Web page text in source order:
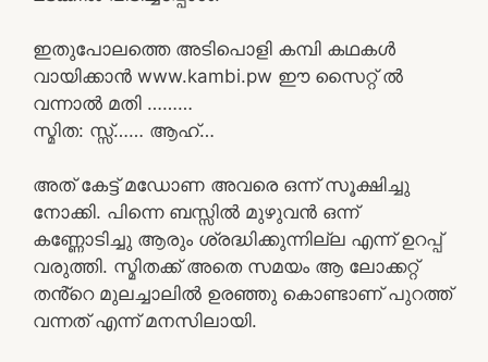
ഇതുപോലത്തെ അടിപൊളി കമ്പി കഥകൾ
വായിക്കാൻ www.kambi.pw ഈ സൈറ്റ് ൽ
വന്നാൽ മതി ………
സ്മിത: സ്സ്‌…… ആഹ്…
അത് കേട്ട് മഡോണ അവരെ ഒന്ന് സൂക്ഷിച്ചു
നോക്കി. പിന്നെ ബസ്സിൽ മുഴുവൻ ഒന്ന്
കണ്ണോടിച്ചു ആരും ശ്രദ്ധിക്കുന്നില്ല എന്ന് ഉറപ്പ്
വരുത്തി. സ്മിതക്ക് അതെ സമയം ആ ലോക്കറ്റ്
തൻ്റെ മുലച്ചാലിൽ ഉരഞ്ഞു കൊണ്ടാണ് പുറത്ത്
വന്നത് എന്ന് മനസിലായി.